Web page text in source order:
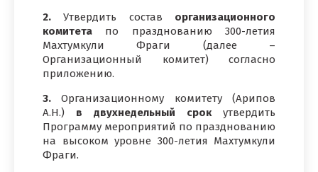
2.Утвердить состав организационного
комитета по празднованию 300-летия
Махтумкули Фраги (далее –
Организационный комитет) согласно
приложению.
3. Организационному комитету (Арипов
А.Н.) в двухнедельный срокутвердить
Программу мероприятий по празднованию
на высоком уровне 300-летия Махтумкули
Фраги.